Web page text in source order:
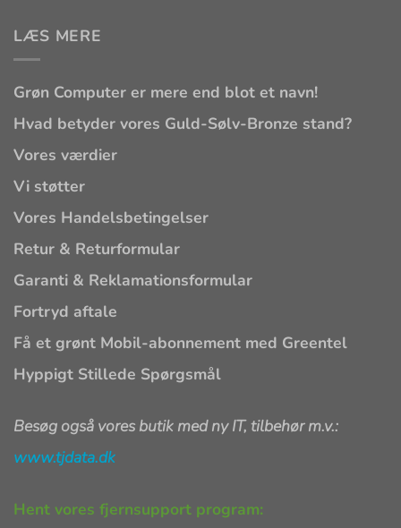
LÆS MERE
Grøn Computer er mere end blot et navn!
Hvad betyder vores Guld-Sølv-Bronze stand?
Vores værdier
Vi støtter
Vores Handelsbetingelser
Retur & Returformular
Garanti & Reklamationsformular
Fortryd aftale
Få et grønt Mobil-abonnement med Greentel
Hyppigt Stillede Spørgsmål
Besøg også vores butik med ny IT, tilbehør m.v.:
www.tjdata.dk
Hent vores fjernsupport program: